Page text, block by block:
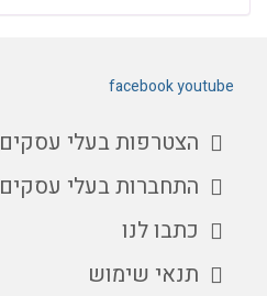
facebookyoutube
הצטרפות בעלי עסקים
התחברות בעלי עסקים
כתבו לנו
תנאי שימוש